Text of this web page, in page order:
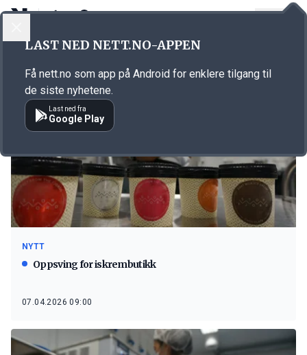
Emne: Storfjord Iskrem
NYTT
Oppsving for iskrembutikk
07.04.2026 09:00
LAST NED NETT.NO-APPEN
Få nett.no som app på Android for enklere tilgang til
de siste nyhetene.
Last ned fra
Google Play